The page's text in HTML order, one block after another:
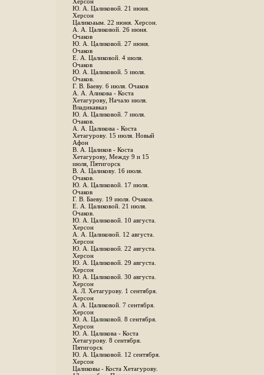
Херсон
Ю. А. Цаликовой. 21 июня.
Херсон
Цаликоаым. 22 июня. Херсон.
А. А. Цаликовой. 26 июня.
Очаков
Ю. А. Цаликовой. 27 июня.
Очаков
Е. А. Цаликовой. 4 июля.
Очаков
Ю. А. Цаликовой. 5 июля.
Очаков.
Г. В. Баеву. 6 июля. Очаков
А. А. Аликова - Коста
Хетагурову, Начало июля.
Владикавказ
Ю. А. Цаликовой. 7 июля.
Очаков.
А. А. Цаликова - Коста
Хетагурову. 15 июля. Новый
Афон
В. А. Цаликов - Коста
Хетагурову, Между 9 и 15
июля, Пятигорск
В. А. Цаликову. 16 июля.
Очаков.
Ю. А. Цаликовой. 17 июля.
Очаков
Г. В. Баеву. 19 июля. Очаков.
Е. А. Цаликовой. 21 июля.
Очаков.
Ю. А. Цаликовой. 10 августа.
Херсон
А. А. Цаликовой. 12 августа.
Херсон
Ю. А. Цаликовой. 22 августа.
Херсон
Ю. А. Цаликовой. 29 августа.
Херсон
Ю. А. Цаликовой. 30 августа.
Херсон
А. Л. Хетагурову. 1 сентября.
Херсон
А. А. Цаликовой. 7 сентября.
Херсон
Ю. А. Цаликовой. 8 сентября.
Херсон
Ю. А. Цаликова - Коста
Хетагурову. 8 сентября.
Пятигорск
Ю. А. Цаликовой. 12 сентября.
Херсон
Цаликовы - Коста Хетагурову.